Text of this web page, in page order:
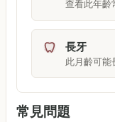
查看此年齡
長牙
此月齡可能
常見問題